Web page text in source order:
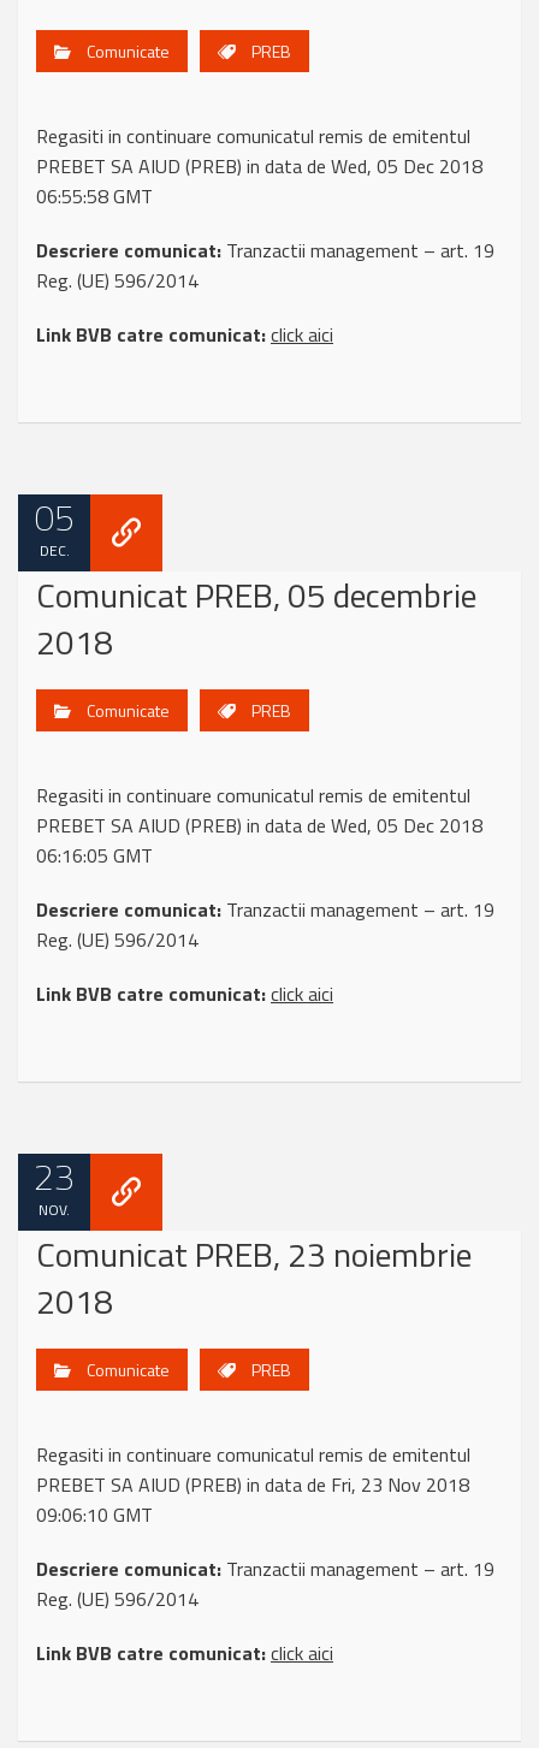
Comunicate PREB
Regasiti in continuare comunicatul remis de emitentul
PREBET SA AIUD (PREB) in data de Wed, 05 Dec 2018
06:55:58 GMT
Descriere comunicat: Tranzactii management – art. 19
Reg. (UE) 596/2014
Link BVB catre comunicat:click aici
05
DEC.
Comunicat PREB, 05 decembrie
2018
Comunicate PREB
Regasiti in continuare comunicatul remis de emitentul
PREBET SA AIUD (PREB) in data de Wed, 05 Dec 2018
06:16:05 GMT
Descriere comunicat: Tranzactii management – art. 19
Reg. (UE) 596/2014
Link BVB catre comunicat:click aici
23
NOV.
Comunicat PREB, 23 noiembrie
2018
Comunicate PREB
Regasiti in continuare comunicatul remis de emitentul
PREBET SA AIUD (PREB) in data de Fri, 23 Nov 2018
09:06:10 GMT
Descriere comunicat: Tranzactii management – art. 19
Reg. (UE) 596/2014
Link BVB catre comunicat:click aici